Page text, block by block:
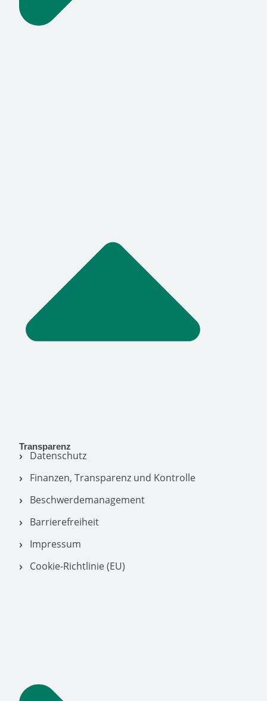
Transparenz
Datenschutz
Finanzen, Transparenz und Kontrolle
Beschwerdemanagement
Barrierefreiheit
Impressum
Cookie-Richtlinie (EU)